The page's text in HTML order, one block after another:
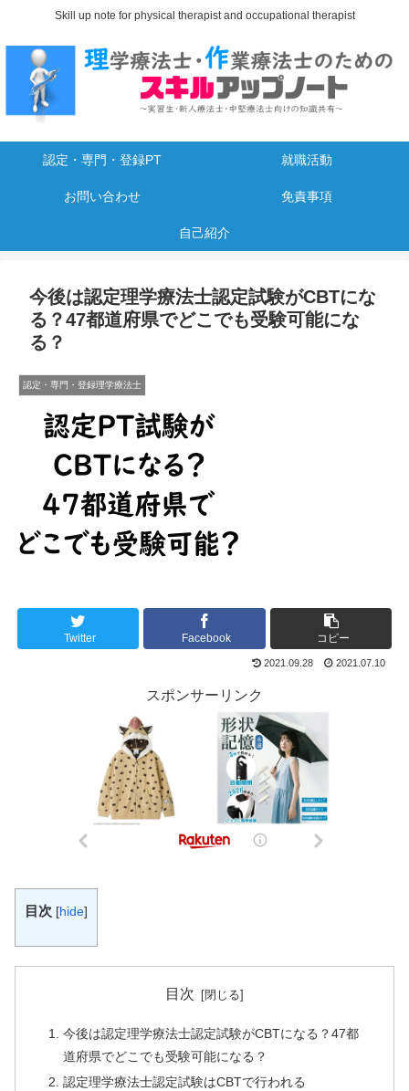
Skill up note for physical therapist and occupational therapist
認定・専門・登録PT 就職活動
お問い合わせ 免責事項
自己紹介
今後は認定理学療法士認定試験がCBTにな
る？47都道府県でどこでも受験可能にな
る？
認定・専門・登録理学療法士
Twitter Facebook コピー
2021.09.28 2021.07.10
スポンサーリンク
目次 [hide]
目次
今後は認定理学療法士認定試験がCBTになる？47都
道府県でどこでも受験可能になる？
認定理学療法士認定試験はCBTで行われる